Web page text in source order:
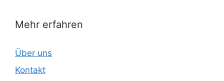
Mehr erfahren
Über uns
Kontakt